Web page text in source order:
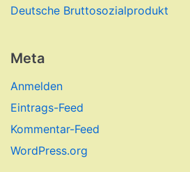
Deutsche Bruttosozialprodukt
Meta
Anmelden
Eintrags-Feed
Kommentar-Feed
WordPress.org